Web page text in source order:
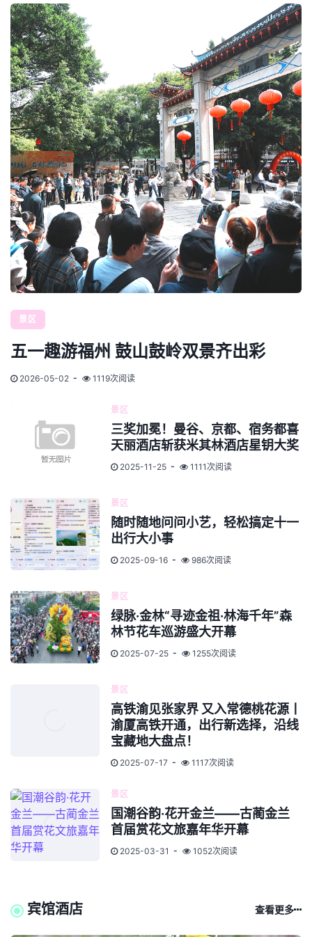
景区
五一趣游福州 鼓山鼓岭双景齐出彩
2026-05-02 1119次阅读
景区
三奖加冕！曼谷、京都、宿务都喜
天丽酒店斩获米其林酒店星钥大奖
2025-11-25 1111次阅读
景区
随时随地问问小艺，轻松搞定十一
出行大小事
2025-09-16 986次阅读
景区
绿脉·金林“寻迹金祖·林海千年”森
林节花车巡游盛大开幕
2025-07-25 1255次阅读
景区
高铁渝见张家界 又入常德桃花源丨
渝厦高铁开通，出行新选择，沿线
宝藏地大盘点！
2025-07-17 1117次阅读
景区
国潮谷韵·花开金兰——古蔺金兰
首届赏花文旅嘉年华开幕
2025-03-31 1052次阅读
宾馆酒店 查看更多